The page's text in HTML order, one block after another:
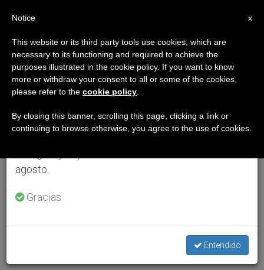
×
Aviso importante
Del 27 de julio al 7 de agosto haremos la pausa
anual, aprovechando que en el periodo de verano
se generan menos informaciones y también el
agosto.
Gracias.
Entendido
x
Notice
This website or its third party tools use cookies, which are
necessary to its functioning and required to achieve the
purposes illustrated in the cookie policy. If you want to know
more or withdraw your consent to all or some of the cookies,
please refer to the cookie policy
By closing this banner, scrolling this page, clicking a link or
continuing to browse otherwise, you agree to the use of cookies.